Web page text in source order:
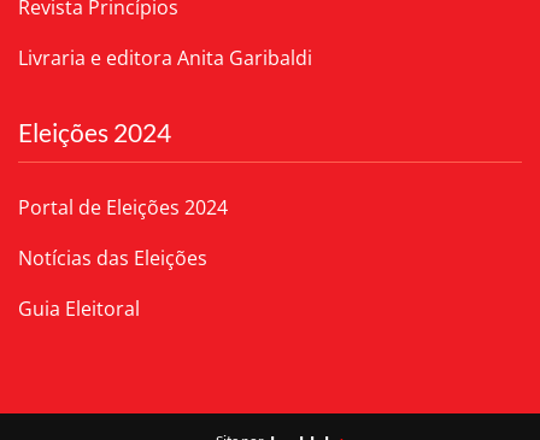
Revista Princípios
Livraria e editora Anita Garibaldi
Eleições 2024
Portal de Eleições 2024
Notícias das Eleições
Guia Eleitoral